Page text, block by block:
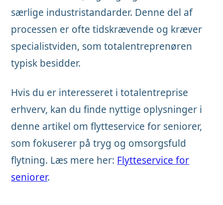
særlige industristandarder. Denne del af
processen er ofte tidskrævende og kræver
specialistviden, som totalentreprenøren
typisk besidder.
Hvis du er interesseret i totalentreprise
erhverv, kan du finde nyttige oplysninger i
denne artikel om flytteservice for seniorer,
som fokuserer på tryg og omsorgsfuld
flytning. Læs mere her: Flytteservice for
seniorer.